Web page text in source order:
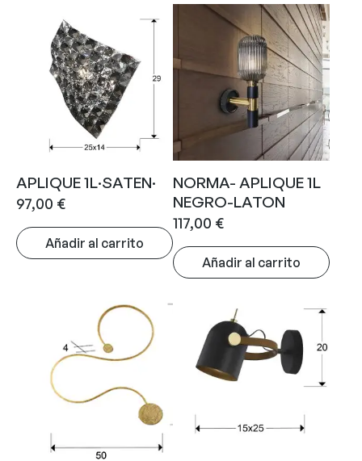
APLIQUE 1L·SATEN·
97,00 €
Añadir al carrito
NORMA- APLIQUE 1L
NEGRO-LATON
117,00 €
Añadir al carrito